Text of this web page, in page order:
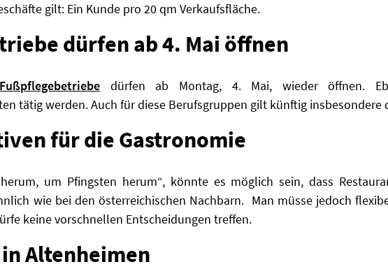
gilt: Ein Kunde pro 20 qm Verkaufsfläche.
dürfen ab 4. Mai öffnen
dürfen ab Montag, 4. Mai, wieder öffnen.
tätig werden. Auch für diese Berufsgruppen gilt künftig insbesondere
für die Gastronomie
um Pfingsten herum“, könnte es möglich sein, dass
wie bei den österreichischen Nachbarn. Man müsse jedoch
keine vorschnellen Entscheidungen treffen.
Altenheimen